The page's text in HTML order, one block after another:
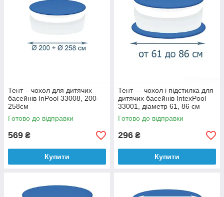
Тент – чохол для дитячих
басейнів InPool 33008, 200-
258см
Готово до відправки
569 ₴
Купити
Тент — чохол і підстилка для
дитячих басейнів IntexPool
33001, діаметр 61, 86 см
Готово до відправки
296 ₴
Купити